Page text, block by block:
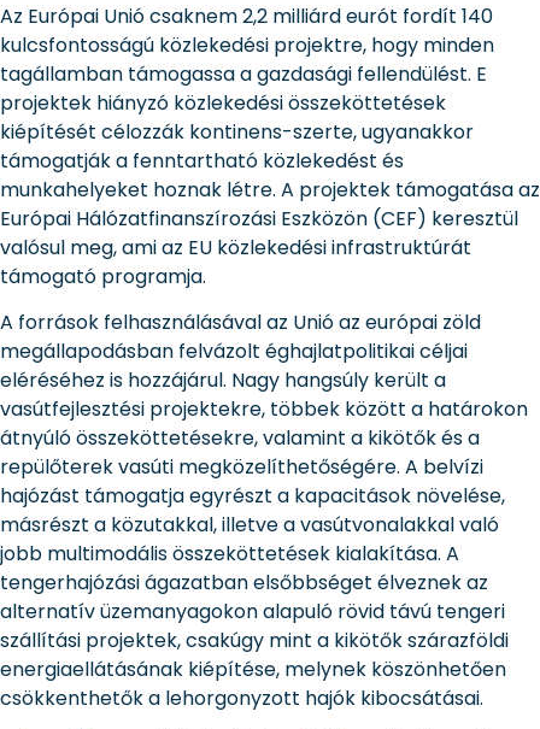
Az Európai Unió csaknem 2,2 milliárd eurót fordít 140
kulcsfontosságú közlekedési projektre, hogy minden
tagállamban támogassa a gazdasági fellendülést. E
projektek hiányzó közlekedési összeköttetések
kiépítését célozzák kontinens-szerte, ugyanakkor
támogatják a fenntartható közlekedést és
munkahelyeket hoznak létre. A projektek támogatása az
Európai Hálózatfinanszírozási Eszközön (CEF) keresztül
valósul meg, ami az EU közlekedési infrastruktúrát
támogató programja.
A források felhasználásával az Unió az európai zöld
megállapodásban felvázolt éghajlatpolitikai céljai
eléréséhez is hozzájárul. Nagy hangsúly került a
vasútfejlesztési projektekre, többek között a határokon
átnyúló összeköttetésekre, valamint a kikötők és a
repülőterek vasúti megközelíthetőségére. A belvízi
hajózást támogatja egyrészt a kapacitások növelése,
másrészt a közutakkal, illetve a vasútvonalakkal való
jobb multimodális összeköttetések kialakítása. A
tengerhajózási ágazatban elsőbbséget élveznek az
alternatív üzemanyagokon alapuló rövid távú tengeri
szállítási projektek, csakúgy mint a kikötők szárazföldi
energiaellátásának kiépítése, melynek köszönhetően
csökkenthetők a lehorgonyzott hajók kibocsátásai.